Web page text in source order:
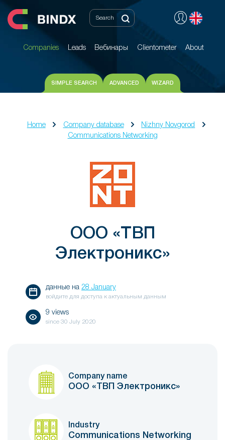
Companies Leads Вебинары Clientometer About
Companies Leads Вебинары Clientometer About
SIMPLE SEARCH ADVANCED WIZARD
Home Company database
Nizhny Novgorod
Communications Networking
ООО «ТВП
Электроникс»
данные на 28 January
войдите для доступа к актуальным данным
9 views
since 30 July 2020
Company name
ООО «ТВП Электроникс»
Industry
Communications Networking